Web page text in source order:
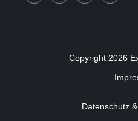
Copyright 2026
Datenschutz